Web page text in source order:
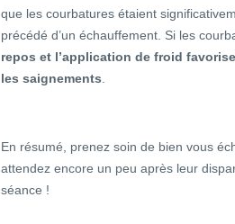
que les courbatures étaient
précédé d’un échauffement. Si les
repos et l’application de froid
les saignements
En résumé, prenez soin de bien vous
attendez encore un peu après leur
séance !